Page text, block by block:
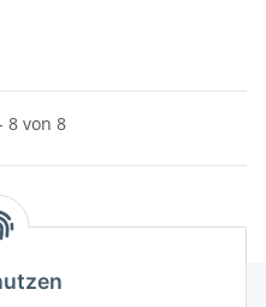
8 von 8